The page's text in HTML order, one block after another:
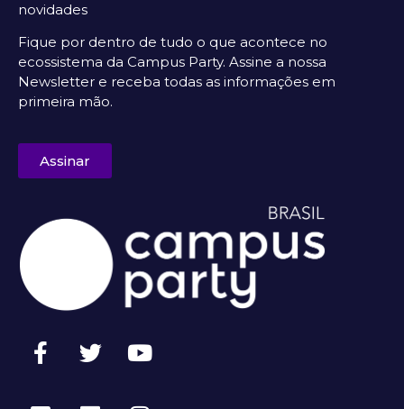
novidades
Fique por dentro de tudo o que acontece no
ecossistema da Campus Party. Assine a nossa
Newsletter e receba todas as informações em
primeira mão.
Assinar